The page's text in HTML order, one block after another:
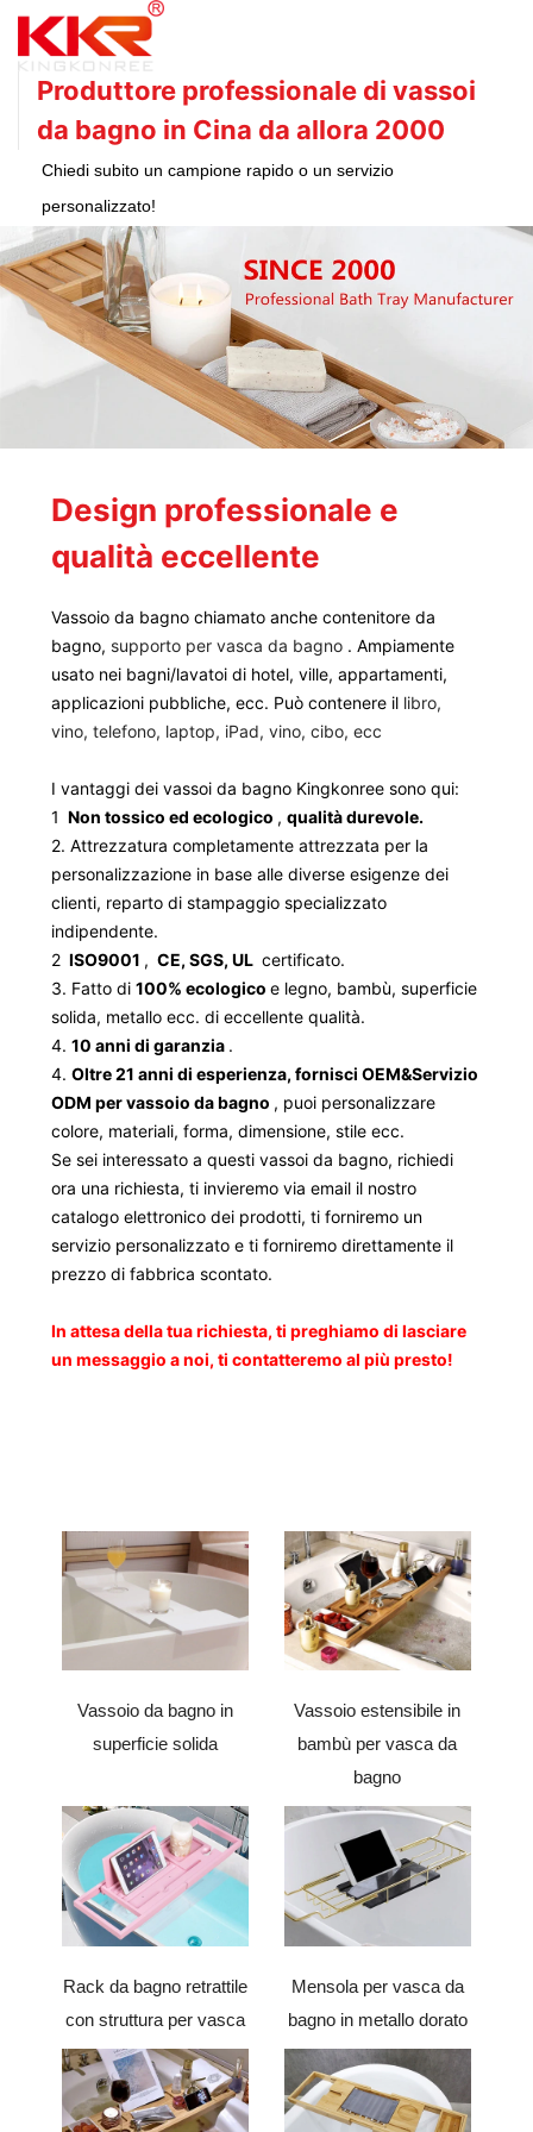
Produttore professionale di vassoi
da bagno in Cina da allora 2000
Chiedi subito un campione rapido o un servizio
personalizzato!
Design professionale e
qualità eccellente
Vassoio da bagno chiamato anche contenitore da
bagno, supporto per vasca da bagno . Ampiamente
usato nei bagni/lavatoi di hotel, ville, appartamenti,
applicazioni pubbliche, ecc. Può contenere il libro,
vino, telefono, laptop, iPad, vino, cibo, ecc
I vantaggi dei vassoi da bagno Kingkonree sono qui:
1 Non tossico ed ecologico ,qualità durevole.
2. Attrezzatura completamente attrezzata per la
personalizzazione in base alle diverse esigenze dei
clienti, reparto di stampaggio specializzato
indipendente.
2 ISO9001 , CE, SGS, UL certificato.
3. Fatto di100% ecologicoe legno, bambù, superficie
solida, metallo ecc. di eccellente qualità.
4.10 anni di garanzia .
4.Oltre 21 anni di esperienza, fornisci OEM&Servizio
ODM per vassoio da bagno , puoi personalizzare
colore, materiali, forma, dimensione, stile ecc.
Se sei interessato a questi vassoi da bagno, richiedi
ora una richiesta, ti invieremo via email il nostro
catalogo elettronico dei prodotti, ti forniremo un
servizio personalizzato e ti forniremo direttamente il
prezzo di fabbrica scontato.
In attesa della tua richiesta, ti preghiamo di lasciare
un messaggio a noi, ti contatteremo al più presto!
Vassoio da bagno in
superficie solida
Vassoio estensibile in
bambù per vasca da
bagno
Rack da bagno retrattile
con struttura per vasca
Mensola per vasca da
bagno in metallo dorato